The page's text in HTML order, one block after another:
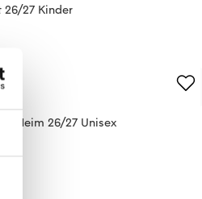
26/27 Kinder
Heim 26/27 Unisex